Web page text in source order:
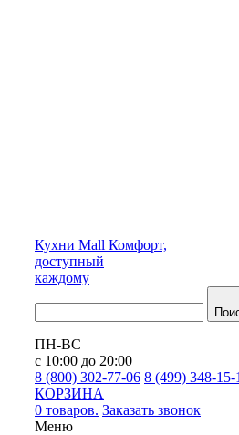
Кухни Mall Комфорт,
доступный
каждому
ПН-ВС
с 10:00 до 20:00
8 (800) 302-77-06 8 (499) 348-15-
КОРЗИНА
0 товаров. Заказать звонок
Меню